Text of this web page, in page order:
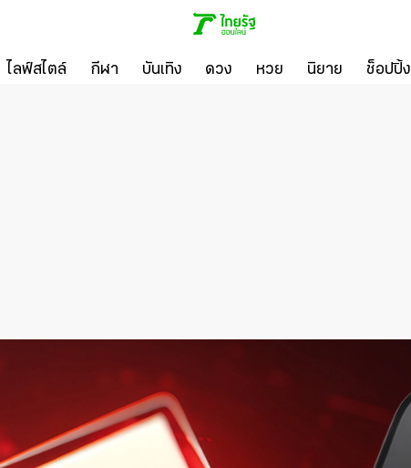
ไลฟ์สไตล์ กีฬา บันเทิง ดวง หวย นิยาย ช็อปปิ้ง